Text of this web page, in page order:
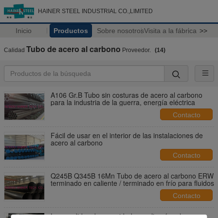
HAINER STEEL INDUSTRIAL CO.,LIMITED
Inicio Productos Sobre nosotrosVisita a la fábrica >>
Calidad Tubo de acero al carbono Proveedor. (14)
A106 Gr.B Tubo sin costuras de acero al carbono
para la industria de la guerra, energía eléctrica
Contacto
Fácil de usar en el interior de las instalaciones de
acero al carbono
Contacto
Q245B Q345B 16Mn Tubo de acero al carbono ERW
terminado en caliente / terminado en frío para fluidos
Contacto
Las medidas de seguridad se aplicarán a las